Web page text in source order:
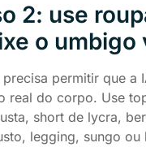
2: use
o umbigo
permitir que a
real do corpo. Use
short de lycra,
legging, sungo ou